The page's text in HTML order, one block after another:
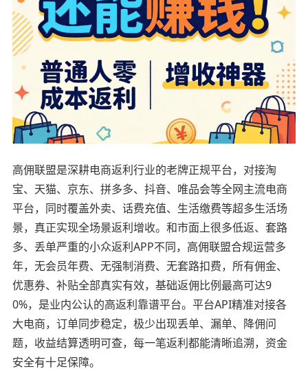
高佣联盟是深耕电商返利行业的老牌正规平台，对接淘
宝、天猫、京东、拼多多、抖音、唯品会等全网主流电商
平台，同时覆盖外卖、话费充值、生活缴费等超多生活场
景，真正实现全场景返利增收。和市面上很多低返、套路
多、丢单严重的小众返利APP不同，高佣联盟合规运营多
年，无会员年费、无强制消费、无套路扣费，所有佣金、
优惠券、补贴全部真实有效，基础返佣比例最高可达9
0%，是业内公认的高返利靠谱平台。平台API精准对接各
大电商，订单同步稳定，极少出现丢单、漏单、降佣问
题，收益结算透明可查，每一笔返利都能清晰追溯，资金
安全有十足保障。